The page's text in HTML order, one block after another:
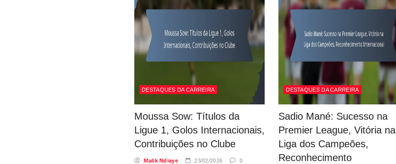
DESTAQUES DA CARREIRA
Moussa Sow: Títulos da
Ligue 1, Golos Internacionais,
Contribuições no Clube
Malik Ndiaye 23/02/2026 0
DESTAQUES DA CARREIRA
Sadio Mané: Sucesso na
Premier League, Vitória na
Liga dos Campeões,
Reconhecimento